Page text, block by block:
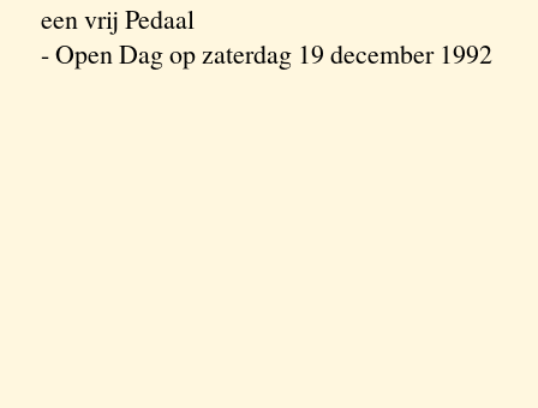
een vrij Pedaal
- Open Dag op zaterdag 19 december 1992